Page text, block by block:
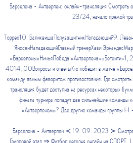
Барселона - Антверпен: онлайн-трансляция
23/24, начало прямой
Торрес10. БаликвишаПолузащитникНападающий9.
ЯнссенНападающийГлавный тренерХави
«Барселоны»НичьяПобеда
4014, 00Вопросы и ответыКто победит в матче
команду явным фаворитом противостояния. Где
трансляция будет доступна на ресурсах некоторых
финала турнира попадут две сильнейшие команды
«Антверпеном»? Две другие команды группы H
Барселона - Антверпен ≺ 19. 09. 2023 ≻
Групповой этап ⇒ Футбол сегодня онлайн на